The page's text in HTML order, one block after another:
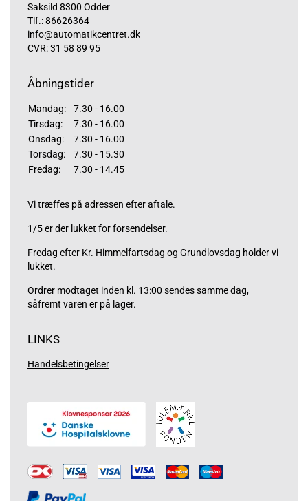
Saksild 8300 Odder
Tlf.:86626364
info@automatikcentret.dk
CVR: 31 58 89 95
Åbningstider
Mandag:
7.30 - 16.00
Tirsdag:
7.30 - 16.00
Onsdag:
7.30 - 16.00
Torsdag:
7.30 - 15.30
Fredag:
7.30 - 14.45
Vi træffes på adressen efter aftale.
1/5 er der lukket for forsendelser.
Fredag efter Kr. Himmelfartsdag og Grundlovsdag holder vi
lukket.
Ordrer modtaget inden kl. 13:00 sendes samme dag,
såfremt varen er på lager.
LINKS
Handelsbetingelser